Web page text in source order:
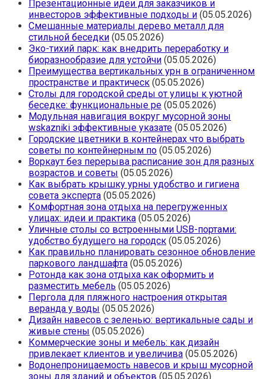
Презентационные идеи для заказчиков и
инвесторов эффективные подходы и (05.05.2026)
Смешанные материалы дерево металл для
стильной беседки (05.05.2026)
Эко-тихий парк: как внедрить переработку и
биоразнообразие для устойчи (05.05.2026)
Преимущества вертикальных урн в ограниченном
пространстве и практическ (05.05.2026)
Столы для городской среды от улицы к уютной
беседке: функциональные ре (05.05.2026)
Модульная навигация вокруг мусорной зоны
wskazniki эффективные указате (05.05.2026)
Городские цветники в контейнерах что выбрать
советы по контейнерным по (05.05.2026)
Воркаут без перерыва расписание зон для разных
возрастов и советы (05.05.2026)
Как выбрать крышку урны удобство и гигиена
совета эксперта (05.05.2026)
Комфортная зона отдыха на перегруженных
улицах: идеи и практика (05.05.2026)
Уличные столы со встроенными USB-портами:
удобство будущего на городск (05.05.2026)
Как правильно планировать сезонное обновление
паркового ландшафта (05.05.2026)
Ротонда как зона отдыха как оформить и
разместить мебель (05.05.2026)
Пергола для пляжного настроения открытая
веранда у воды (05.05.2026)
Дизайн навесов с зеленью: вертикальные сады и
живые стены (05.05.2026)
Коммерческие зоны и мебель: как дизайн
привлекает клиентов и увеличива (05.05.2026)
Водонепроницаемость навесов и крыш мусорной
зоны для зданий и объектов (05.05.2026)